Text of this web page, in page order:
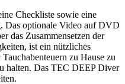
Checkliste sowie eine
Das optionale Video auf DVD
das Zusammensetzen der
ist ein nützliches
zu Hause zu
halten. Das TEC DEEP Diver